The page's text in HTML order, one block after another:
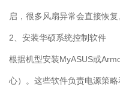
启，很多风扇异常会直接恢复
2 、安装华硕系统控制软件
根据机型安装MyASUS或
心）。这些软件负责电源策